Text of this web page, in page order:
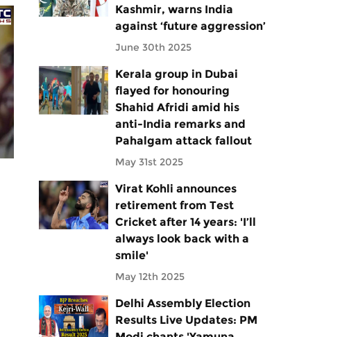
Kashmir, warns India
against ‘future aggression’
June 30th 2025
Kerala group in Dubai
flayed for honouring
Shahid Afridi amid his
anti-India remarks and
Pahalgam attack fallout
May 31st 2025
Virat Kohli announces
retirement from Test
Cricket after 14 years: 'I’ll
always look back with a
smile'
May 12th 2025
Delhi Assembly Election
Results Live Updates: PM